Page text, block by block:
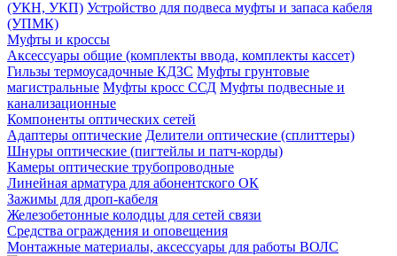
(УКН, УКП) Устройство для подвеса муфты и запаса кабеля
(УПМК)
Муфты и кроссы
Аксессуары общие (комплекты ввода, комплекты кассет)
Гильзы термоусадочные КДЗС Муфты грунтовые
магистральные Муфты кросс ССД Муфты подвесные и
канализационные
Компоненты оптических сетей
Адаптеры оптические Делители оптические (сплиттеры)
Шнуры оптические (пигтейлы и патч-корды)
Камеры оптические трубопроводные
Линейная арматура для абонентского ОК
Зажимы для дроп-кабеля
Железобетонные колодцы для сетей связи
Средства ограждения и оповещения
Монтажные материалы, аксессуары для работы ВОЛС